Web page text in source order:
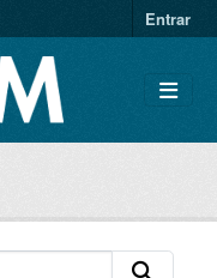
Entrar